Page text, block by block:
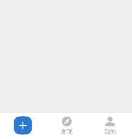
发现 我的